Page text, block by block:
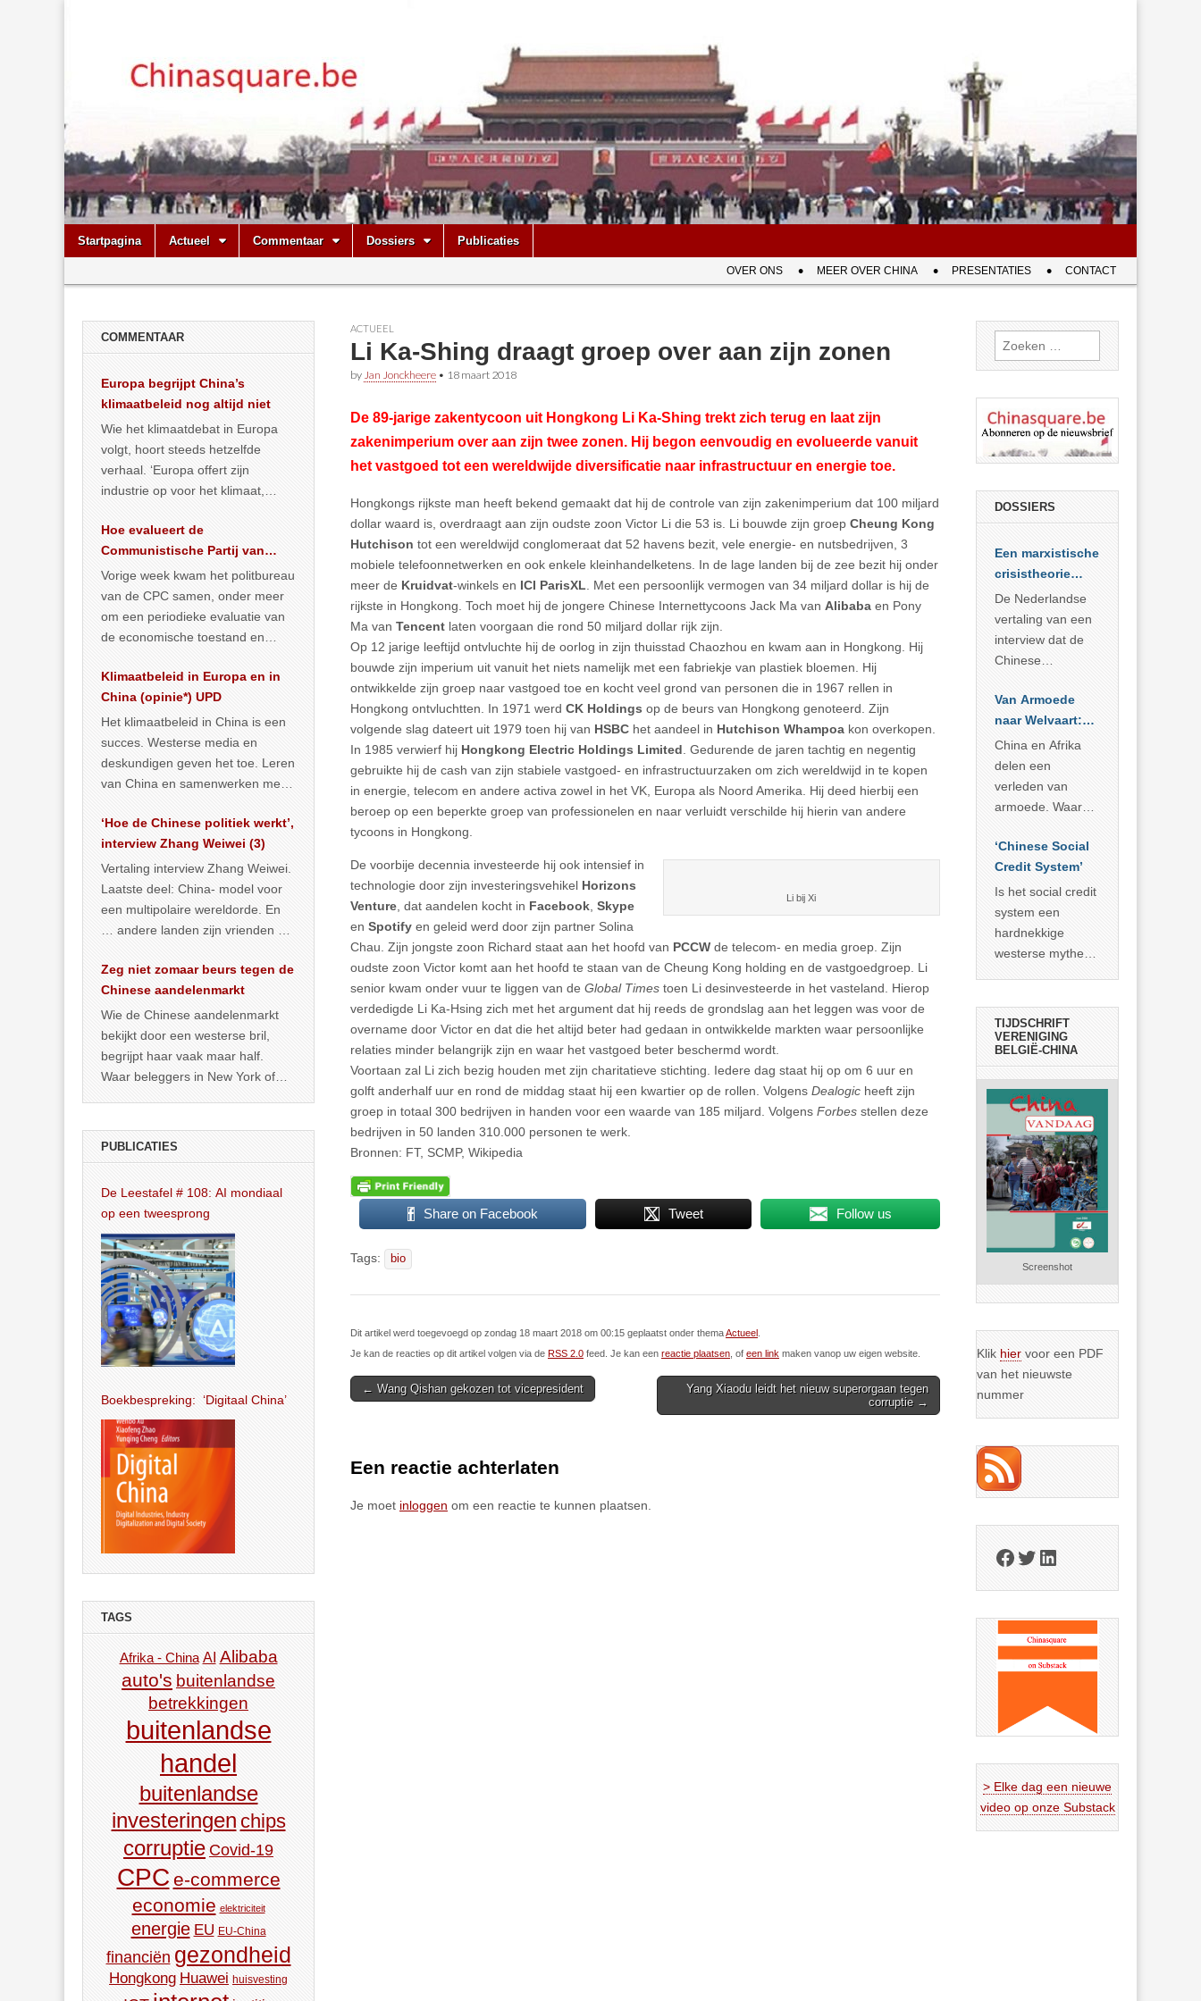
Chinasquare.be
Main
menu
Skip
Startpagina Actueel Commentaar Dossiers Publicaties
menu
OVER ONS MEER OVER CHINA PRESENTATIES CONTACT
ACTUEEL
Li Ka-Shing draagt groep over aan zijn zonen
by Jan Jonckheere • 18 maart 2018
De 89-jarige zakentycoon uit Hongkong Li Ka-Shing trekt zich terug en laat zijn
zakenimperium over aan zijn twee zonen. Hij begon eenvoudig en evolueerde vanuit
het vastgoed tot een wereldwijde diversificatie naar infrastructuur en energie toe.
Hongkongs rijkste man heeft bekend gemaakt dat hij de controle van zijn zakenimperium dat 100 miljard
dollar waard is, overdraagt aan zijn oudste zoon Victor Li die 53 is. Li bouwde zijn groep Cheung Kong
Hutchison tot een wereldwijd conglomeraat dat 52 havens bezit, vele energie- en nutsbedrijven, 3
mobiele telefoonnetwerken en ook enkele kleinhandelketens. In de lage landen bij de zee bezit hij onder
meer de Kruidvat-winkels en ICI ParisXL . Met een persoonlijk vermogen van 34 miljard dollar is hij de
rijkste in Hongkong. Toch moet hij de jongere Chinese Internettycoons Jack Ma van Alibaba en Pony
Ma van Tencent laten voorgaan die rond 50 miljard dollar rijk zijn.
Op 12 jarige leeftijd ontvluchte hij de oorlog in zijn thuisstad Chaozhou en kwam aan in Hongkong. Hij
bouwde zijn imperium uit vanuit het niets namelijk met een fabriekje van plastiek bloemen. Hij
ontwikkelde zijn groep naar vastgoed toe en kocht veel grond van personen die in 1967 rellen in
Hongkong ontvluchtten. In 1971 werd CK Holdings op de beurs van Hongkong genoteerd. Zijn
volgende slag dateert uit 1979 toen hij van HSBC het aandeel in Hutchison Whampoa kon overkopen.
In 1985 verwierf hij Hongkong Electric Holdings Limited . Gedurende de jaren tachtig en negentig
gebruikte hij de cash van zijn stabiele vastgoed- en infrastructuurzaken om zich wereldwijd in te kopen
in energie, telecom en andere activa zowel in het VK, Europa als Noord Amerika. Hij deed hierbij een
beroep op een beperkte groep van professionelen en naar verluidt verschilde hij hierin van andere
tycoons in Hongkong.
Li bij Xi
De voorbije decennia investeerde hij ook intensief in
technologie door zijn investeringsvehikel Horizons
Venture , dat aandelen kocht in Facebook Skype
en Spotify en geleid werd door zijn partner Solina
Chau. Zijn jongste zoon Richard staat aan het hoofd van PCCW de telecom- en media groep. Zijn
oudste zoon Victor komt aan het hoofd te staan van de Cheung Kong holding en de vastgoedgroep. Li
senior kwam onder vuur te liggen van de Global Times toen Li desinvesteerde in het vasteland. Hierop
verdedigde Li Ka-Hsing zich met het argument dat hij reeds de grondslag aan het leggen was voor de
overname door Victor en dat die het altijd beter had gedaan in ontwikkelde markten waar persoonlijke
relaties minder belangrijk zijn en waar het vastgoed beter beschermd wordt.
Voortaan zal Li zich bezig houden met zijn charitatieve stichting. Iedere dag staat hij op om 6 uur en
golft anderhalf uur en rond de middag staat hij een kwartier op de rollen. Volgens Dealogic heeft zijn
groep in totaal 300 bedrijven in handen voor een waarde van 185 miljard. Volgens Forbes stellen deze
bedrijven in 50 landen 310.000 personen te werk.
Bronnen: FT, SCMP, Wikipedia
Share on Facebook Tweet Follow us
Tags: bio
Dit artikel werd toegevoegd op zondag 18 maart 2018 om 00:15 geplaatst onder themaActueel
Je kan de reacties op dit artikel volgen via de RSS 2.0 feed. Je kan een reactie plaatsen , of een link maken vanop uw eigen website.
Post
← Wang Qishan gekozen tot vicepresident
Yang Xiaodu leidt het nieuw superorgaan tegen
corruptie →
Een reactie achterlaten
Je moet inloggen om een reactie te kunnen plaatsen.
COMMENTAAR
Europa begrijpt China’s
klimaatbeleid nog altijd niet
Wie het klimaatdebat in Europa
volgt, hoort steeds hetzelfde
verhaal. ‘Europa offert zijn
industrie op voor het klimaat,
vergroening… >> lees meer
Hoe evalueert de
Communistische Partij van
China de economische
situatie?
Vorige week kwam het politbureau
van de CPC samen, onder meer
om een periodieke evaluatie van
de economische toestand en
publiceerden… >> lees meer
Klimaatbeleid in Europa en in
China (opinie*) UPD
Het klimaatbeleid in China is een
succes. Westerse media en
deskundigen geven het toe. Leren
van China en samenwerken met
… >> lees meer
‘Hoe de Chinese politiek werkt’,
interview Zhang Weiwei (3)
Vertaling interview Zhang Weiwei.
Laatste deel: China- model voor
een multipolaire wereldorde. En
… andere landen zijn vrienden of
Zeg niet zomaar beurs tegen de
Chinese aandelenmarkt
Wie de Chinese aandelenmarkt
bekijkt door een westerse bril,
begrijpt haar vaak maar half.
Waar beleggers in New York of
PUBLICATIES
De Leestafel # 108: AI mondiaal
op een tweesprong
Boekbespreking: ‘Digitaal China’
TAGS
Afrika - China AI Alibaba
auto's buitenlandse
betrekkingen
buitenlandse
handel
buitenlandse
investeringen chips
corruptie Covid-19
CPC e-commerce
economie elektriciteit
energie EU EU-China
financiën gezondheid
Hongkong Huawei huisvesting
Zoeken
naar:
DOSSIERS
Een marxistische
crisistheorie
voor vandaag
De Nederlandse
vertaling van een
interview dat de
Chinese
Sociale
Wetenschappen
afnam van de
Britse
marxistische
econoom Michael
zien dat
… >> lees meer
Van Armoede
naar Welvaart:
Wat Afrika kan
leren van
China’s
economisch
China en Afrika
delen een
verleden van
armoede. Waar
voorbije veertig
jaar in slaagde
meer dan 800
miljoen mensen
uit de armoede
… >> lees meer
‘Chinese Social
Credit System’
Is het social credit
system een
hardnekkige
westerse mythe of
TIJDSCHRIFT
VERENIGING
BELGIË-CHINA
Screenshot
Klik hier voor een PDF
van het nieuwste
nummer
Facebook
Twitter
LinkedIn
> Elke dag een nieuwe
video op onze Substack